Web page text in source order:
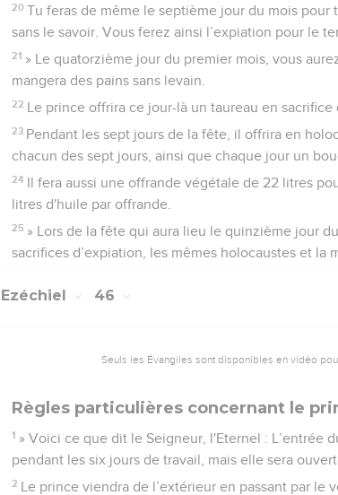
20 Tu feras de même le septième jour du mois
sans le savoir. Vous ferez ainsi l’expiation pour le
21 » Le quatorzième jour du premier mois, vous
mangera des pains sans levain.
22 Le prince offrira ce jour-là un taureau en
23 Pendant les sept jours de la fête, il offrira en
chacun des sept jours, ainsi que chaque jour un
24 Il fera aussi une offrande végétale de 22 litres
litres d'huile par offrande.
25 » Lors de la fête qui aura lieu le quinzième jour
sacrifices d’expiation, les mêmes holocaustes et la
Ezéchiel 46
Seuls les Évangiles sont disponibles en vidéo
Règles particulières concernant le
1 » Voici ce que dit le Seigneur, l'Eternel : L’entrée
pendant les six jours de travail, mais elle sera
2 Le prince viendra de l’extérieur en passant par le